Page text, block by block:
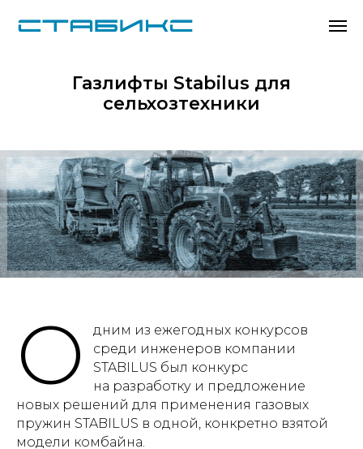
Газлифты Stabilus для
сельхозтехники
О
дним из ежегодных конкурсов
среди инженеров компании
STABILUS был конкурс
на разработку и предложение
новых решений для применения газовых
пружин STABILUS в одной, конкретно взятой
модели комбайна.